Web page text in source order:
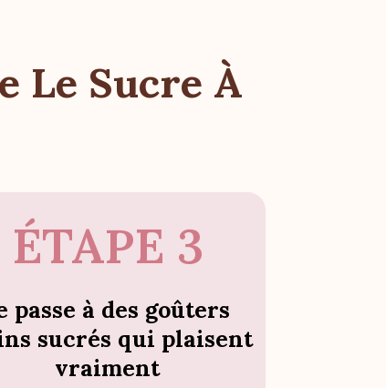
Le Sucre À
ÉTAPE 3
passe à des goûters
sucrés qui plaisent
vraiment